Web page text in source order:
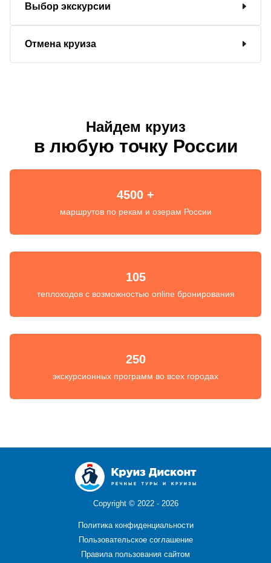
Выбор экскурсии
Отмена круиза
Найдем круиз
в любую точку России
4500 +
маршрутов по рекам и озерам России
105
теплоходов с возможностью online бронирования
250
экскурсионных программ во всех городах
Copyright © 2022 - 2026
Политика конфиденциальности
Пользовательское соглашение
Правила пользования сайтом